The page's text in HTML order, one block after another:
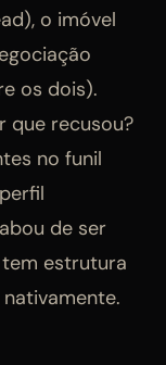
o imóvel
os dois).
que recusou?
no funil
de ser
estrutura